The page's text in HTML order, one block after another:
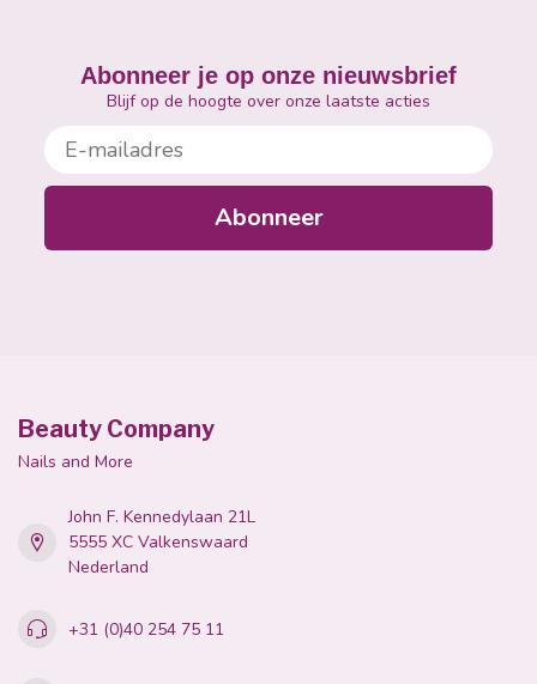
Abonneer je op onze nieuwsbrief
Blijf op de hoogte over onze laatste acties
E-mailadres
Abonneer
Beauty Company
Nails and More
John F. Kennedylaan 21L
5555 XC Valkenswaard
Nederland
+31 (0)40 254 75 11